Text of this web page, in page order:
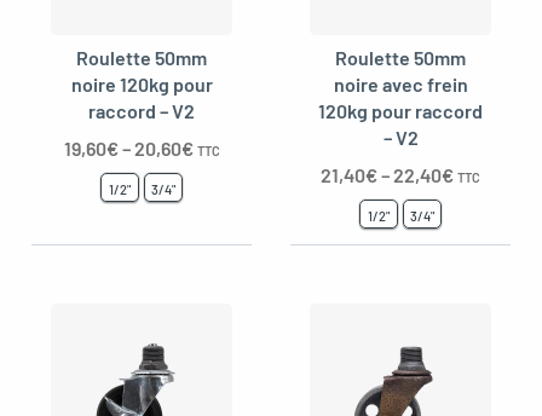
Roulette 50mm
noire 120kg pour
raccord – V2
19,60€–20,60€ TTC
1/2" 3/4"
Roulette 50mm
noire avec frein
120kg pour raccord
– V2
21,40€–22,40€ TTC
1/2" 3/4"